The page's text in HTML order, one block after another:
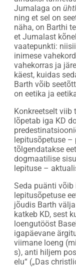
Jumalaga on
ning et sel on
näha, on Barthi
et Jumalast
vaatepunkti:
inimese
vahekorras ja
käest, kuidas
Barth võib
on eetika ja
Konkreetselt viib
lõpetab iga KD
lepitusõpetuse –
tõlgendatakse
dogmaatilise
lepituse –
Seda puänti võib
lepitusõpetuse
jõudis Barth
katkeb KD, sest
loengutööst
igapäevane
viimane loeng
s), anti hiljem
elu“ („Das